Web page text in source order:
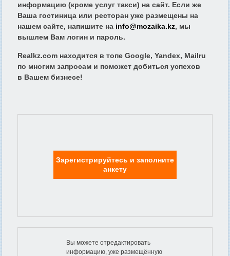
информацию (кроме услуг такси) на сайт. Если же
Ваша гостиница или ресторан уже размещены на
нашем сайте, напишите на info@mozaika.kz, мы
вышлем Вам логин и пароль.
Realkz.com находится в топе Google, Yandex, Mailru
по многим запросам и поможет добиться успехов
в Вашем бизнесе!
Зарегистрируйтесь и заполните
анкету
Вы можете отредактировать
информацию, уже размещённую